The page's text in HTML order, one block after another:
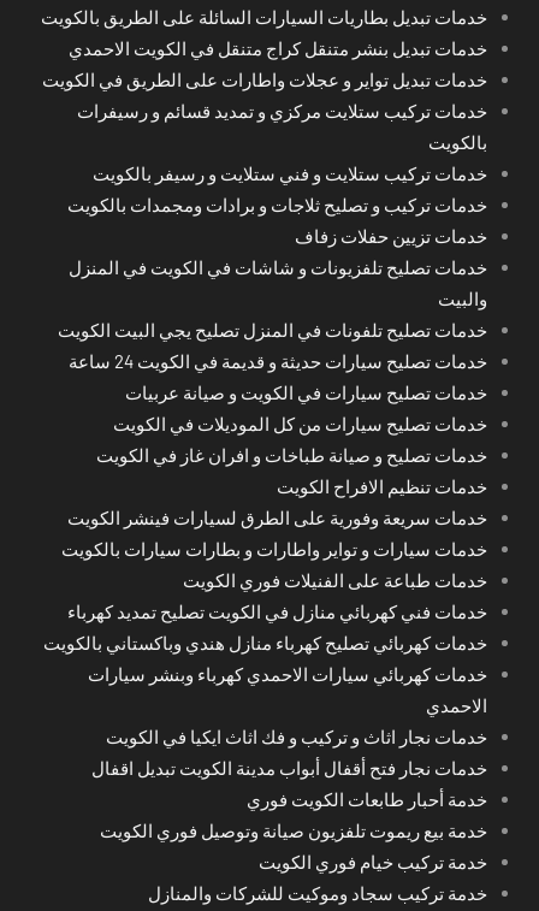
خدمات تبديل بطاريات السيارات السائلة على الطريق بالكويت
خدمات تبديل بنشر متنقل كراج متنقل في الكويت الاحمدي
خدمات تبديل تواير و عجلات واطارات على الطريق في الكويت
خدمات تركيب ستلايت مركزي و تمديد قسائم و رسيفرات
بالكويت
خدمات تركيب ستلايت و فني ستلايت و رسيفر بالكويت
خدمات تركيب و تصليح ثلاجات و برادات ومجمدات بالكويت
خدمات تزيين حفلات زفاف
خدمات تصليح تلفزيونات و شاشات في الكويت في المنزل
والبيت
خدمات تصليح تلفونات في المنزل تصليح يجي البيت الكويت
خدمات تصليح سيارات حديثة و قديمة في الكويت 24 ساعة
خدمات تصليح سيارات في الكويت و صيانة عربيات
خدمات تصليح سيارات من كل الموديلات في الكويت
خدمات تصليح و صيانة طباخات و افران غاز في الكويت
خدمات تنظيم الافراح الكويت
خدمات سريعة وفورية على الطرق لسيارات فينشر الكويت
خدمات سيارات و تواير واطارات و بطارات سيارات بالكويت
خدمات طباعة على الفنيلات فوري الكويت
خدمات فني كهربائي منازل في الكويت تصليح تمديد كهرباء
خدمات كهربائي تصليح كهرباء منازل هندي وباكستاني بالكويت
خدمات كهربائي سيارات الاحمدي كهرباء وبنشر سيارات
الاحمدي
خدمات نجار اثاث و تركيب و فك اثاث ايكيا في الكويت
خدمات نجار فتح أقفال أبواب مدينة الكويت تبديل اقفال
خدمة أحبار طابعات الكويت فوري
خدمة بيع ريموت تلفزيون صيانة وتوصيل فوري الكويت
خدمة تركيب خيام فوري الكويت
خدمة تركيب سجاد وموكيت للشركات والمنازل